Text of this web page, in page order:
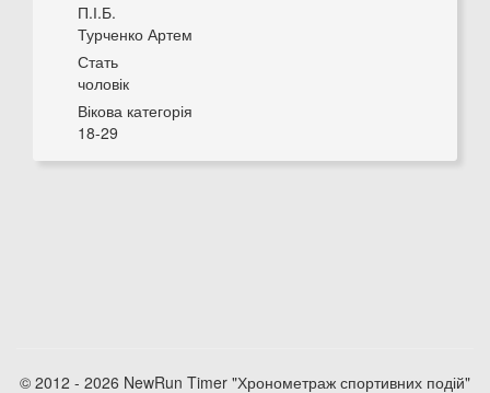
П.І.Б.
Турченко Артем
Стать
чоловік
Вікова категорія
18-29
© 2012 - 2026 NewRun Timer "Хронометраж спортивних подій"